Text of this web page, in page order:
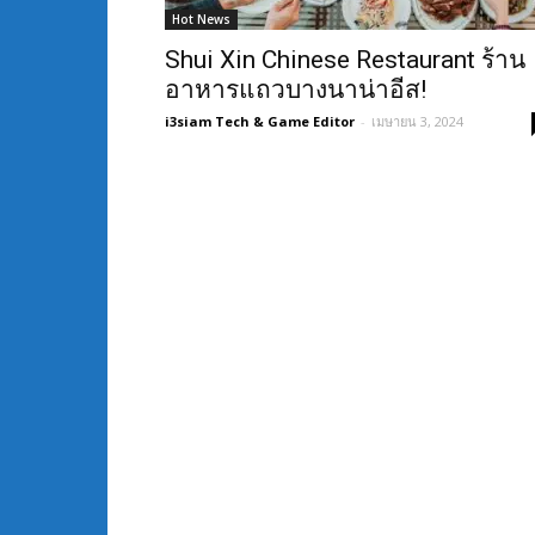
Hot News
Shui Xin Chinese Restaurant ร้าน
อาหารแถวบางนาน่าอีส!
i3siam Tech & Game Editor - เมษายน 3, 2024